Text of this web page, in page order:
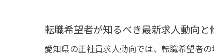
転職希望者が知るべき最新求人動向と
愛知県の正社員求人動向では、転職希望者